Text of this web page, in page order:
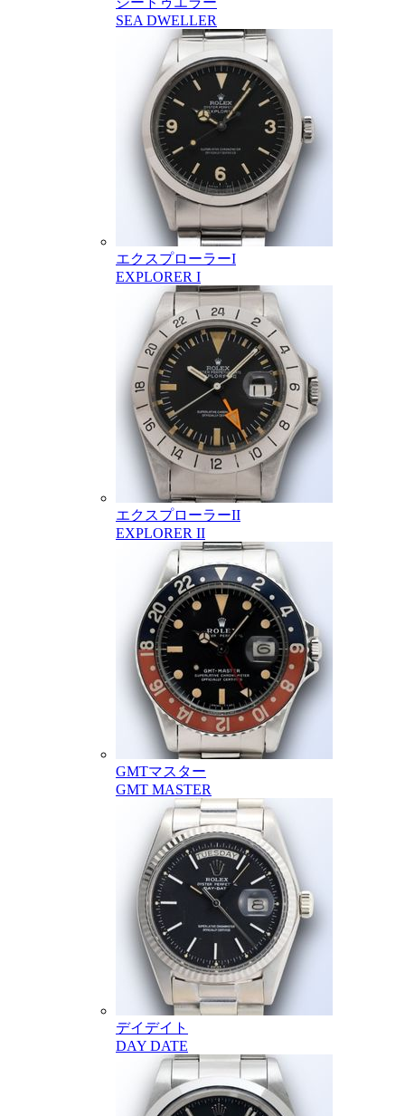
SEA DWELLER
エクスプローラーI
EXPLORER I
エクスプローラーII
EXPLORER II
GMTマスター
GMT MASTER
デイデイト
DAY DATE